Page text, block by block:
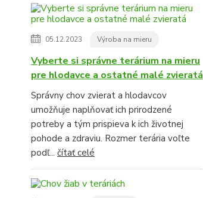
05.12.2023 Výroba na mieru
Vyberte si správne terárium na mieru
pre hlodavce a ostatné malé zvieratá
Správny chov zvierat a hlodavcov
umožňuje naplňovať ich prirodzené
potreby a tým prispieva k ich životnej
pohode a zdraviu. Rozmer terária voľte
podľ... čítať celé